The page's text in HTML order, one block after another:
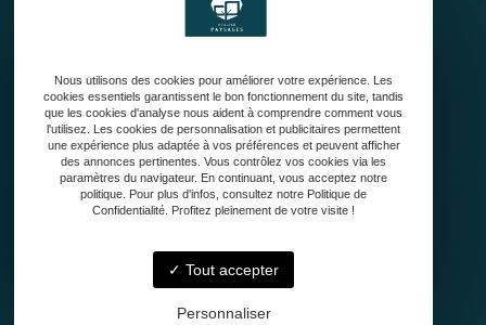
Qui sommes-nous ?
Conception
Entretien de jardin
Contact
33127 Saint-Jean-d'Illac
Nous utilisons des cookies pour améliorer votre expérience. Les
cookies essentiels garantissent le bon fonctionnement du site, tandis
que les cookies d'analyse nous aident à comprendre comment vous
l'utilisez. Les cookies de personnalisation et publicitaires permettent
une expérience plus adaptée à vos préférences et peuvent afficher
des annonces pertinentes. Vous contrôlez vos cookies via les
paramètres du navigateur. En continuant, vous acceptez notre
politique. Pour plus d'infos, consultez notre Politique de
Confidentialité. Profitez pleinement de votre visite !
Tout accepter
Personnaliser